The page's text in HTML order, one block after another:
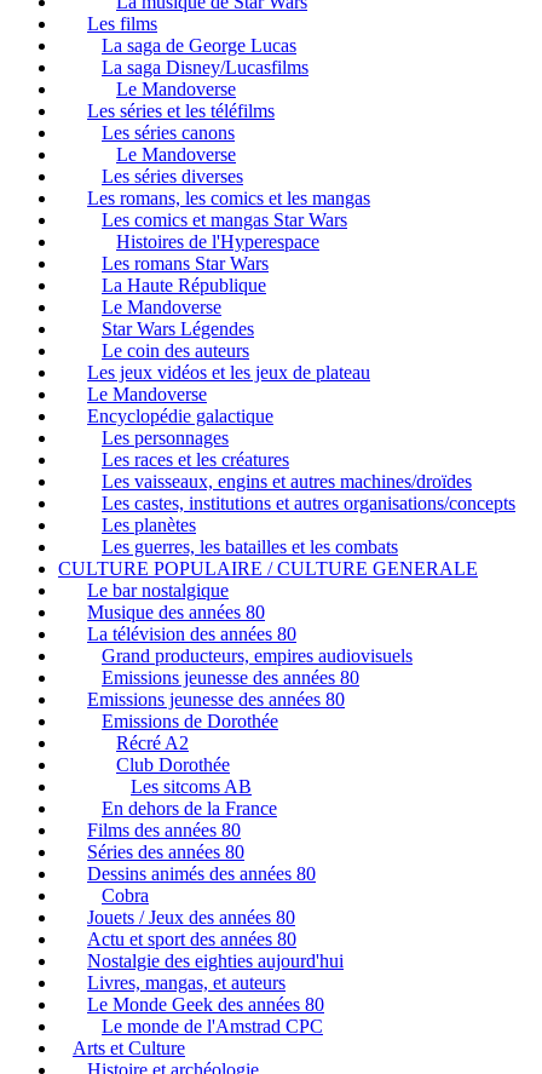
Les films
La saga de George Lucas
La saga Disney/Lucasfilms
Le Mandoverse
Les séries et les téléfilms
Les séries canons
Le Mandoverse
Les séries diverses
Les romans, les comics et les mangas
Les comics et mangas Star Wars
Histoires de l'Hyperespace
Les romans Star Wars
La Haute République
Le Mandoverse
Star Wars Légendes
Le coin des auteurs
Les jeux vidéos et les jeux de plateau
Le Mandoverse
Encyclopédie galactique
Les personnages
Les races et les créatures
Les vaisseaux, engins et autres machines/droïdes
Les castes, institutions et autres organisations/concepts
Les planètes
Les guerres, les batailles et les combats
CULTURE POPULAIRE / CULTURE GENERALE
Le bar nostalgique
Musique des années 80
La télévision des années 80
Grand producteurs, empires audiovisuels
Emissions jeunesse des années 80
Emissions jeunesse des années 80
Emissions de Dorothée
Récré A2
Club Dorothée
Les sitcoms AB
En dehors de la France
Films des années 80
Séries des années 80
Dessins animés des années 80
Cobra
Jouets / Jeux des années 80
Actu et sport des années 80
Nostalgie des eighties aujourd'hui
Livres, mangas, et auteurs
Le Monde Geek des années 80
Le monde de l'Amstrad CPC
Arts et Culture
Histoire et archéologie